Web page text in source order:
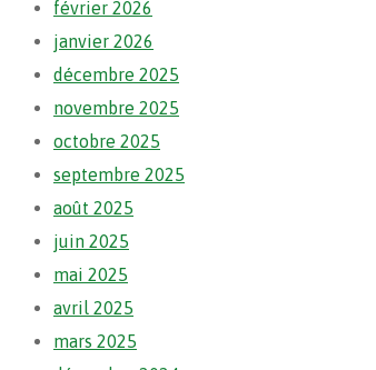
février 2026
janvier 2026
décembre 2025
novembre 2025
octobre 2025
septembre 2025
août 2025
juin 2025
mai 2025
avril 2025
mars 2025